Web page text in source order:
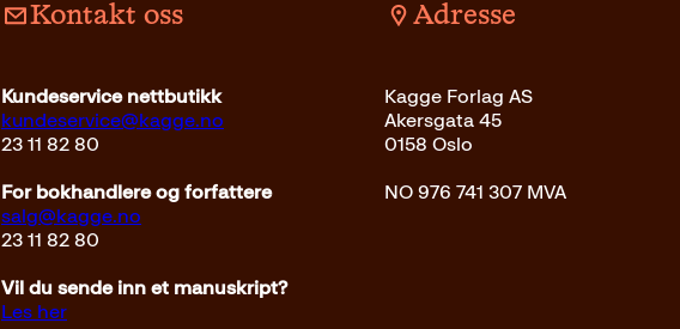
Kontakt oss
Kundeservice nettbutikk
kundeservice@kagge.no
23 11 82 80
For bokhandlere og forfattere
salg@kagge.no
23 11 82 80
Vil du sende inn et manuskript?
Les her
Adresse
Kagge Forlag AS
Akersgata 45
0158 Oslo
NO 976 741 307 MVA